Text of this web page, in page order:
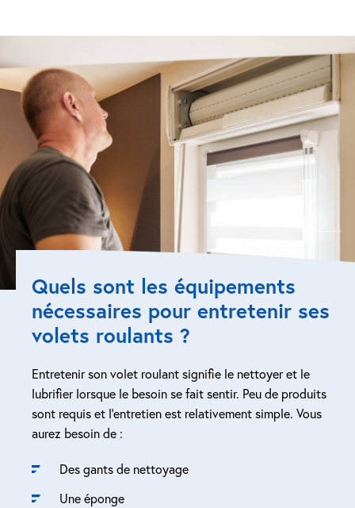
Quels sont les équipements
nécessaires pour entretenir ses
volets roulants ?
Entretenir son volet roulant signifie le nettoyer et le
lubrifier lorsque le besoin se fait sentir. Peu de produits
sont requis et l’entretien est relativement simple. Vous
aurez besoin de :
Des gants de nettoyage
Une éponge